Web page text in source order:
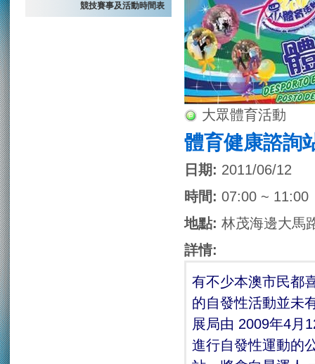
競技賽事及活動時間表
大眾體育活動
體育健康諮詢
日期: 2011/06/12
時間: 07:00 ~ 11:00
地點: 林茂海邊大馬
詳情:
有不少本澳市民都
的自發性活動並未
展局由 2009年4月
進行自發性運動的